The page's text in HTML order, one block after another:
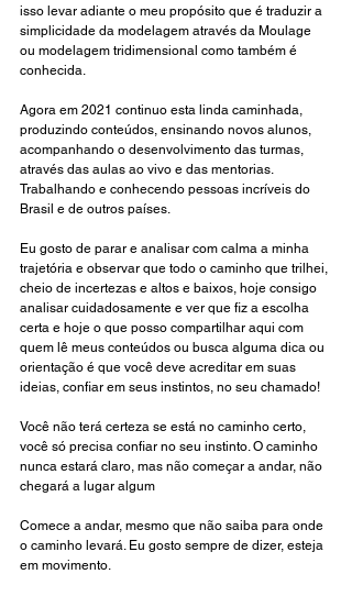
isso levar adiante o meu propósito que é traduzir a
simplicidade da modelagem através da Moulage
ou modelagem tridimensional como também é
conhecida.
Agora em 2021 continuo esta linda caminhada,
produzindo conteúdos, ensinando novos alunos,
acompanhando o desenvolvimento das turmas,
através das aulas ao vivo e das mentorias.
Trabalhando e conhecendo pessoas incríveis do
Brasil e de outros países.
Eu gosto de parar e analisar com calma a minha
trajetória e observar que todo o caminho que trilhei,
cheio de incertezas e altos e baixos, hoje consigo
analisar cuidadosamente e ver que fiz a escolha
certa e hoje o que posso compartilhar aqui com
quem lê meus conteúdos ou busca alguma dica ou
orientação é que você deve acreditar em suas
ideias, confiar em seus instintos, no seu chamado!
Você não terá certeza se está no caminho certo,
você só precisa confiar no seu instinto. O caminho
nunca estará claro, mas não começar a andar, não
chegará a lugar algum
Comece a andar, mesmo que não saiba para onde
o caminho levará. Eu gosto sempre de dizer, esteja
em movimento.